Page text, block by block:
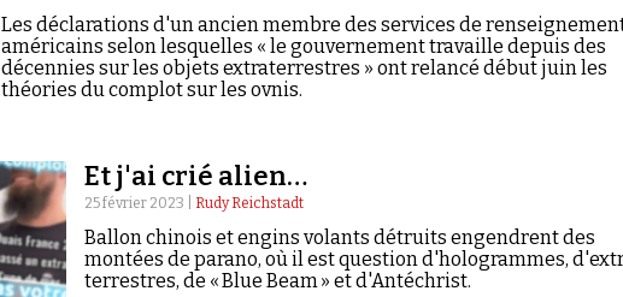
Les déclarations d'un ancien membre des services de
américains selon lesquelles « le gouvernement travaille depuis des
décennies sur les objets extraterrestres » ont relancé début juin les
théories du complot sur les ovnis.
Et j'ai crié alien…
25 février 2023 | Rudy Reichstadt
Ballon chinois et engins volants détruits engendrent des
montées de parano, où il est question d'hologrammes,
terrestres, de « Blue Beam » et d'Antéchrist.